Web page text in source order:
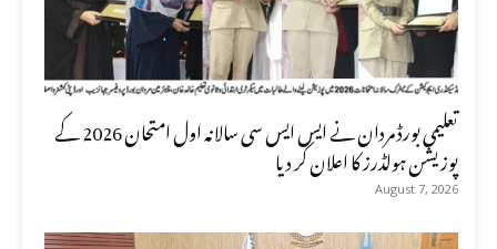
تعلیمی بورڈ مردان نے ایس ایس سی سالانہ اول امتحان 2026 کے
پوزیشن ہولڈرز کا اعلان کر دیا
August 7, 2026